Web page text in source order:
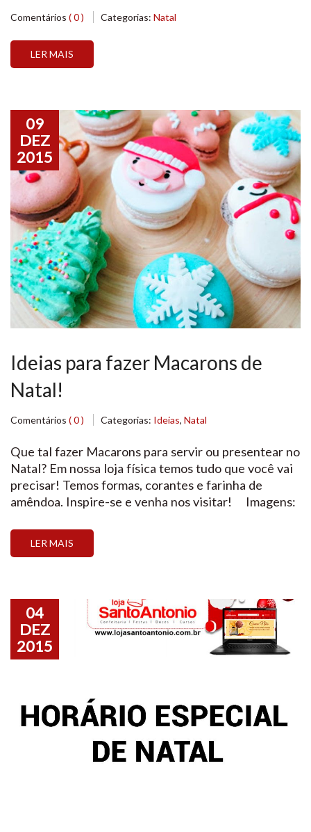
Comentários ( 0 ) Categorias: Natal
LER MAIS
Ideias para fazer Macarons de
Natal!
Comentários ( 0 ) Categorias: Ideias, Natal
Que tal fazer Macarons para servir ou presentear no
Natal? Em nossa loja física temos tudo que você vai
precisar! Temos formas, corantes e farinha de
amêndoa. Inspire-se e venha nos visitar! Imagens:
LER MAIS
09
DEZ
2015
04
DEZ
2015